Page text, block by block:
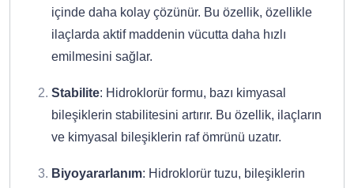
içinde daha kolay çözünür. Bu özellik, özellikle
ilaçlarda aktif maddenin vücutta daha hızlı
emilmesini sağlar.
Stabilite: Hidroklorür formu, bazı kimyasal
bileşiklerin stabilitesini artırır. Bu özellik, ilaçların
ve kimyasal bileşiklerin raf ömrünü uzatır.
Biyoyararlanım: Hidroklorür tuzu, bileşiklerin